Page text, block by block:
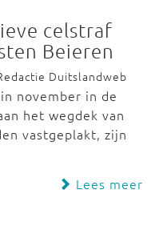
celstraf
Beieren
Duitslandweb
november in de
het wegdek van
vastgeplakt, zijn
Lees meer